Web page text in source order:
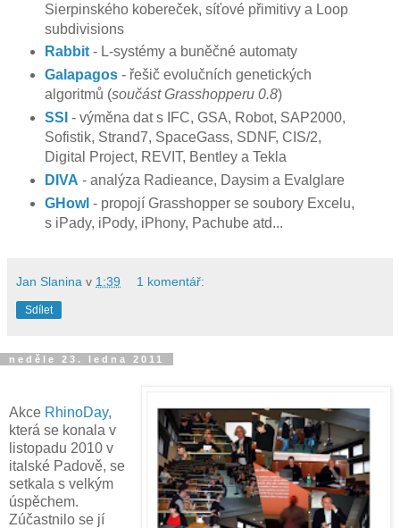
Sierpinského kobereček, síťové přimitivy a Loop
subdivisions
Rabbit- L-systémy a buněčné automaty
Galapagos- řešič evolučních genetických
algoritmů (součástGrasshopperu 0.8)
SSI - výměna dat s IFC, GSA, Robot, SAP2000,
Sofistik, Strand7, SpaceGass, SDNF, CIS/2,
Digital Project, REVIT, Bentley a Tekla
DIVA - analýza Radieance, Daysim a Evalglare
GHowl - propojí Grasshopper se soubory Excelu,
s iPady, iPody, iPhony, Pachube atd...
Jan Slanina v 1:39 1 komentář:
Sdílet
neděle 23. ledna 2011
Akce RhinoDay,
která se konala v
listopadu 2010 v
italské Padově, se
setkala s velkým
úspěchem.
Zúčastnilo se jí